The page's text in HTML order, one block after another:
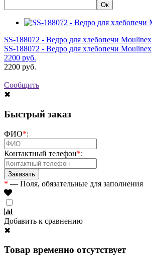
SS-188072 - Ведро для хлебопечи Moulinex
SS-188072 - Ведро для хлебопечи Moulinex
2200 руб.
2200 руб.
Сообщить
✖
Быстрый заказ
ФИО*:
Контактный телефон*:
* — Поля, обязательные для заполнения
Добавить к сравнению
✖
Товар временно отсутствует